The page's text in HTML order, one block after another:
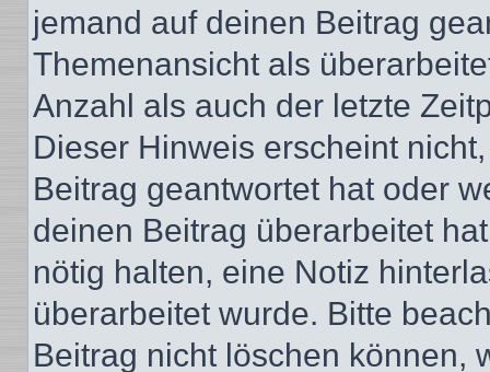
jemand auf deinen Beitrag
Themenansicht als
Anzahl als auch der letzte
Dieser Hinweis erscheint
Beitrag geantwortet hat oder
deinen Beitrag überarbeitet
nötig halten, eine Notiz
überarbeitet wurde. Bitte
Beitrag nicht löschen können,